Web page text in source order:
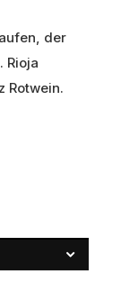
der
Rioja
Rotwein.